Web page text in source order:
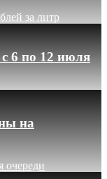
за литр
6 по 12 июля
на
очереди